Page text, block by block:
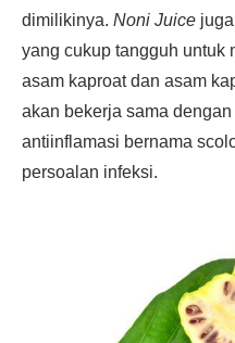
dimilikinya. Noni Juice
yang cukup tangguh untuk
asam kaproat dan asam
akan bekerja sama
antiinflamasi bernama
persoalan infeksi.